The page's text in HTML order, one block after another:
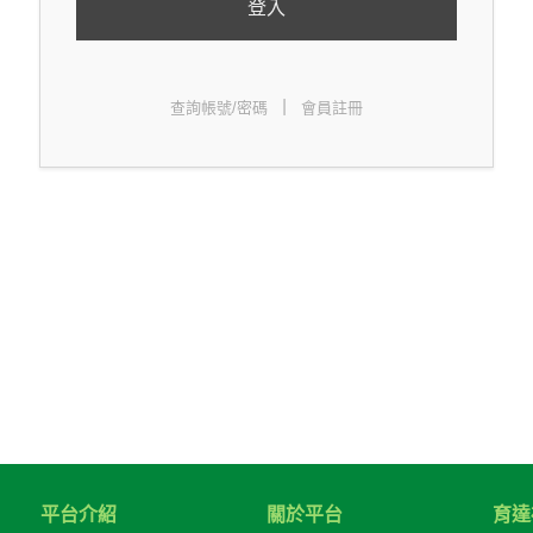
登入
查詢帳號/密碼 | 會員註冊
平台介紹 關於平台 育